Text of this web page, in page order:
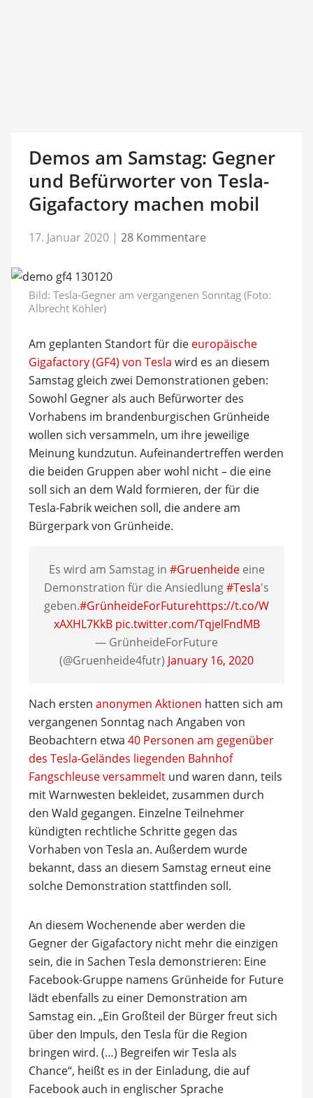
Demos am Samstag: Gegner
und Befürworter von Tesla-
Gigafactory machen mobil
17. Januar 2020 | 28 Kommentare
Bild: Tesla-Gegner am vergangenen Sonntag (Foto:
Albrecht Köhler)
Am geplanten Standort für die europäische
Gigafactory (GF4) von Tesla wird es an diesem
Samstag gleich zwei Demonstrationen geben:
Sowohl Gegner als auch Befürworter des
Vorhabens im brandenburgischen Grünheide
wollen sich versammeln, um ihre jeweilige
Meinung kundzutun. Aufeinandertreffen werden
die beiden Gruppen aber wohl nicht – die eine
soll sich an dem Wald formieren, der für die
Tesla-Fabrik weichen soll, die andere am
Bürgerpark von Grünheide.
Es wird am Samstag in #Gruenheideeine
Demonstration für die Ansiedlung#Tesla's
geben.#GrünheideForFuturehttps://t.co/W
xAXHL7KkB pic.twitter.com/TqjelFndMB
— GrünheideForFuture
(@Gruenheide4futr) January 16, 2020
Nach ersten anonymen Aktionen hatten sich am
vergangenen Sonntag nach Angaben von
Beobachtern etwa 40 Personen am gegenüber
des Tesla-Geländes liegenden Bahnhof
Fangschleuse versammeltund waren dann, teils
mit Warnwesten bekleidet, zusammen durch
den Wald gegangen. Einzelne Teilnehmer
kündigten rechtliche Schritte gegen das
Vorhaben von Tesla an. Außerdem wurde
bekannt, dass an diesem Samstag erneut eine
solche Demonstration stattfinden soll.
An diesem Wochenende aber werden die
Gegner der Gigafactory nicht mehr die einzigen
sein, die in Sachen Tesla demonstrieren: Eine
Facebook-Gruppe namens Grünheide for Future
lädt ebenfalls zu einer Demonstration am
Samstag ein. „Ein Großteil der Bürger freut sich
über den Impuls, den Tesla für die Region
bringen wird. (…) Begreifen wir Tesla als
Chance“, heißt es in der Einladung, die auf
Facebook auch in englischer Sprache